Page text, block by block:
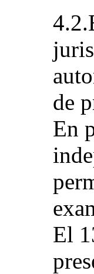
de
En
El